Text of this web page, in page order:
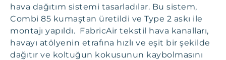
hava dağıtım sistemi tasarladılar. Bu sistem,
Combi 85 kumaştan üretildi ve Type 2 askı ile
montajı yapıldı. FabricAir tekstil hava kanalları,
havayı atölyenin etrafına hızlı ve eşit bir şekilde
dağıtır ve koltuğun kokusunun kaybolmasını